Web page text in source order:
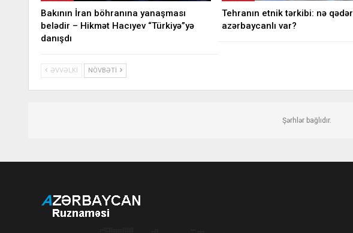
Bakının İran böhranına yanaşması
belədir – Hikmət Hacıyev “Türkiyə”yə
danışdı
Tehranın etnik tərkibi: nə qədər
azərbaycanlı var?
ƏVVƏLKI NÖVBƏTI
Şərhlər bağlıdır.